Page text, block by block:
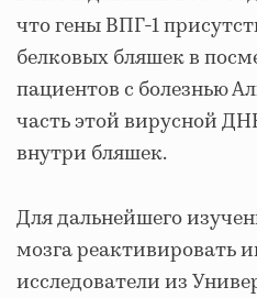
что гены ВПГ-1
белковых бляшек в
пациентов с болезнью
часть этой вирусной
внутри бляшек.
Для дальнейшего
мозга реактивировать
исследователи из